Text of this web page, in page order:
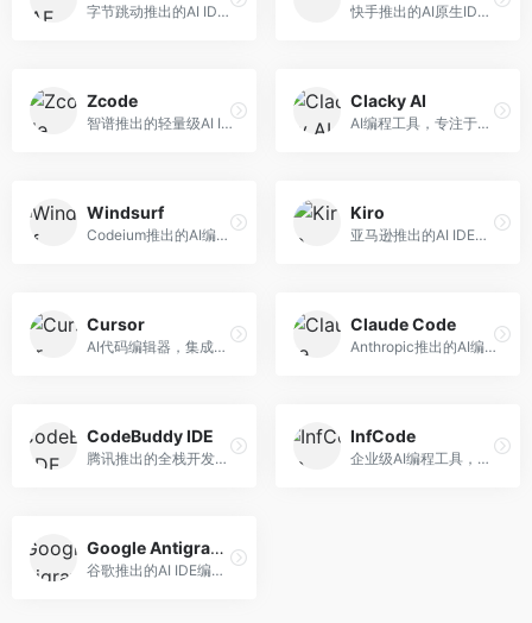
字节跳动推出的AI IDE编程工具，深度集成大模型能力。面向开发者，提供智能代码补全、代码解释、重构优化等服务，编程效率显著提升。 快手推出的AI原生IDE，专注于短视频相关开发。面向快手生态开发者，提供代码生成、调试辅助等服务，与快手开发生态深度整合。
Zcode
智谱推出的轻量级AI IDE，基于GLM模型。面向开发者，提供智能代码补全、代码生成、错误检测等服务，中文编程支持好。
Clacky AI
AI编程工具，专注于代码智能生成与优化。面向开发者，提供代码生成、代码重构、错误修复等服务，编程效率高。
Windsurf
Codeium推出的AI编程工具，专注于代码智能辅助。面向开发者，提供代码补全、代码生成、代码解释等服务，多语言支持完善。
Kiro
亚马逊推出的AI IDE，深度整合AWS云服务。面向AWS开发者，提供代码生成、云服务集成、部署自动化等服务，与AWS生态无缝衔接。
Cursor
AI代码编辑器，集成GPT-4模型，专注于智能编程辅助。面向开发者，提供代码生成、代码解释、错误修复等服务，编程体验流畅，开发效率高。
Claude Code
Anthropic推出的AI编程工具，基于Claude模型。面向开发者，提供代码生成、代码审查、调试辅助等服务，代码质量高，推理能力强。
CodeBuddy IDE
腾讯推出的全栈开发AI IDE，整合腾讯云服务。面向开发者，提供代码生成、调试辅助、部署服务等功能，与腾讯云生态深度整合。
InfCode
企业级AI编程工具，专注于团队协作开发。面向企业开发团队，提供代码生成、代码审查、团队协作等服务，企业级功能完善。
Google Antigravity
谷歌推出的AI IDE编程智能体，整合Google Cloud服务。面向谷歌生态开发者，提供智能编程辅助、云服务集成等功能。